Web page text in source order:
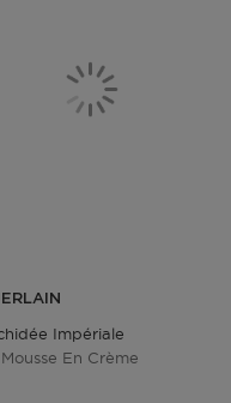
Impériale
En Crème